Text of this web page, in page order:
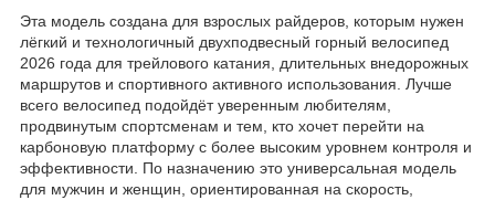
Эта модель создана для взрослых райдеров, которым нужен
лёгкий и технологичный двухподвесный горный велосипед
2026 года для трейлового катания, длительных внедорожных
маршрутов и спортивного активного использования. Лучше
всего велосипед подойдёт уверенным любителям,
продвинутым спортсменам и тем, кто хочет перейти на
карбоновую платформу с более высоким уровнем контроля и
эффективности. По назначению это универсальная модель
для мужчин и женщин, ориентированная на скорость,